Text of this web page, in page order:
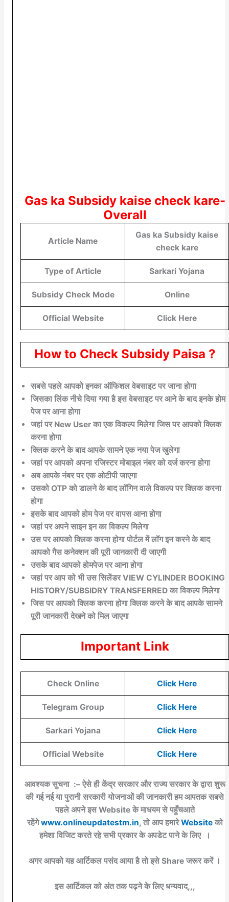
Gas ka Subsidy kaise check kare-
Overall
Article Name
Gas ka Subsidy kaise
check kare
Type of Article Sarkari Yojana
Subsidy Check Mode Online
Official Website Click Here
How to Check Subsidy Paisa ?
सबसे पहले आपको इनका ऑफिशल वेबसाइट पर जाना होगा
जिसका लिंक नीचे दिया गया है इस वेबसाइट पर आने के बाद इनके होम
पेज पर आना होगा
जहां पर New User का एक विकल्प मिलेगा जिस पर आपको क्लिक
करना होगा
क्लिक करने के बाद आपके सामने एक नया पेज खुलेगा
जहां पर आपको अपना रजिस्टर मोबाइल नंबर को दर्ज करना होगा
अब आपके नंबर पर एक ओटीपी जाएगा
उसको OTP को डालने के बाद लॉगिन वाले विकल्प पर क्लिक करना
होगा
इसके बाद आपको होम पेज पर वापस आना होगा
जहां पर अपने साइन इन का विकल्प मिलेगा
उस पर आपको क्लिक करना होगा पोर्टल में लॉग इन करने के बाद
आपको गैस कनेक्शन की पूरी जानकारी दी जाएगी
उसके बाद आपको होमपेज पर आना होगा
जहां पर आप को भी उस सिलेंडर VIEW CYLINDER BOOKING
HISTORY/SUBSIDRY TRANSFERRED का विकल्प मिलेगा
जिस पर आपको क्लिक करना होगा क्लिक करने के बाद आपके सामने
पूरी जानकारी देखने को मिल जाएगा
Important Link
Check Online Click Here
Telegram Group Click Here
Sarkari Yojana Click Here
Official Website Click Here
आवश्यक सुचना :– ऐसे ही केंद्र सरकार और राज्य सरकार के द्वारा शुरू
की गई नई या पुरानी सरकारी योजनाओं की जानकारी हम आपतक सबसे
पहले अपने इस Website के माधयम से पहुँचआते
रहेंगेwww.onlineupdatestm.in, तो आप हमारेWebsiteको
हमेशा विजिट करते रहे सभी प्रकार के अपडेट पाने के लिए ।
अगर आपको यह आर्टिकल पसंद आया है तो इसे Share जरूर करें ।
इस आर्टिकल को अंत तक पढ़ने के लिए धन्यवाद,,,